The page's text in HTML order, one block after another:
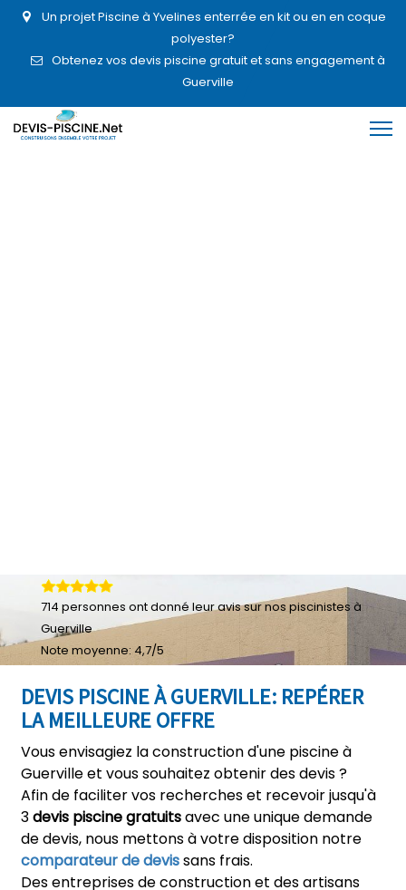
Un projet Piscine à Yvelines enterrée en kit ou en en coque
polyester?
Obtenez vos devis piscine gratuit et sans engagement à
Guerville
DEVIS PISCINE À GUERVILLE: REPÉRER
LA MEILLEURE OFFRE
Vous envisagiez la construction d'une piscine à
Guerville et vous souhaitez obtenir des devis ?
Afin de faciliter vos recherches et recevoir jusqu'à
3devis piscine gratuitsavec une unique demande
de devis, nous mettons à votre disposition notre
comparateur de devissans frais.
Des entreprises de construction et des artisans
714 personnes ont donné leuravis sur nos piscinistes à
Guerville
Note moyenne: 4,7/5